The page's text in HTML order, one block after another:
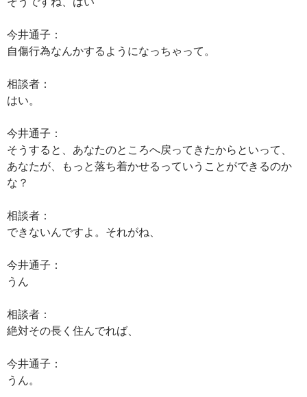
今井通子：
自傷行為なんかするようになっちゃって。
相談者：
はい。
今井通子：
そうすると、あなたのところへ戻ってきたからといって、
あなたが、もっと落ち着かせるっていうことができるのか
な？
相談者：
できないんですよ。それがね、
今井通子：
うん
相談者：
絶対その長く住んでれば、
今井通子：
うん。